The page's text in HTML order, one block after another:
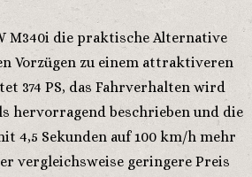
M340i die praktische Alternative
Vorzügen zu einem attraktiveren
374 PS, das Fahrverhalten wird
hervorragend beschrieben und die
4,5 Sekunden auf 100 km/h mehr
vergleichsweise geringere Preis